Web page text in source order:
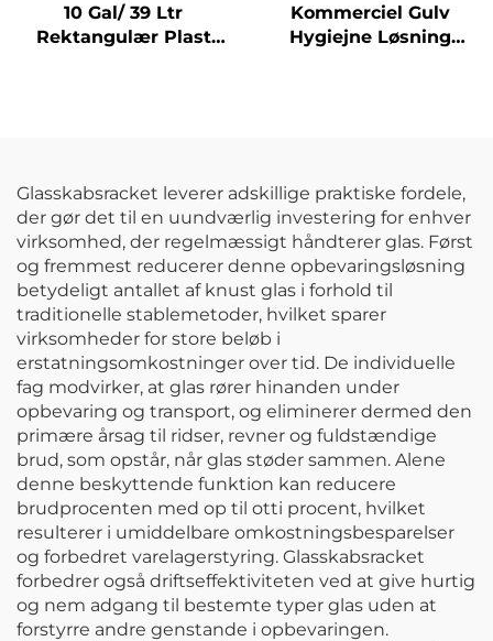
10 Gal/ 39 Ltr
Rektangulær Plast
Kommerciel Gulv
Hygiejne Løsning
Glasskabsracket leverer adskillige praktiske fordele,
der gør det til en uundværlig investering for enhver
virksomhed, der regelmæssigt håndterer glas. Først
og fremmest reducerer denne opbevaringsløsning
betydeligt antallet af knust glas i forhold til
traditionelle stablemetoder, hvilket sparer
virksomheder for store beløb i
erstatningsomkostninger over tid. De individuelle
fag modvirker, at glas rører hinanden under
opbevaring og transport, og eliminerer dermed den
primære årsag til ridser, revner og fuldstændige
brud, som opstår, når glas støder sammen. Alene
denne beskyttende funktion kan reducere
brudprocenten med op til otti procent, hvilket
resulterer i umiddelbare omkostningsbesparelser
og forbedret varelagerstyring. Glasskabsracket
forbedrer også driftseffektiviteten ved at give hurtig
og nem adgang til bestemte typer glas uden at
forstyrre andre genstande i opbevaringen.